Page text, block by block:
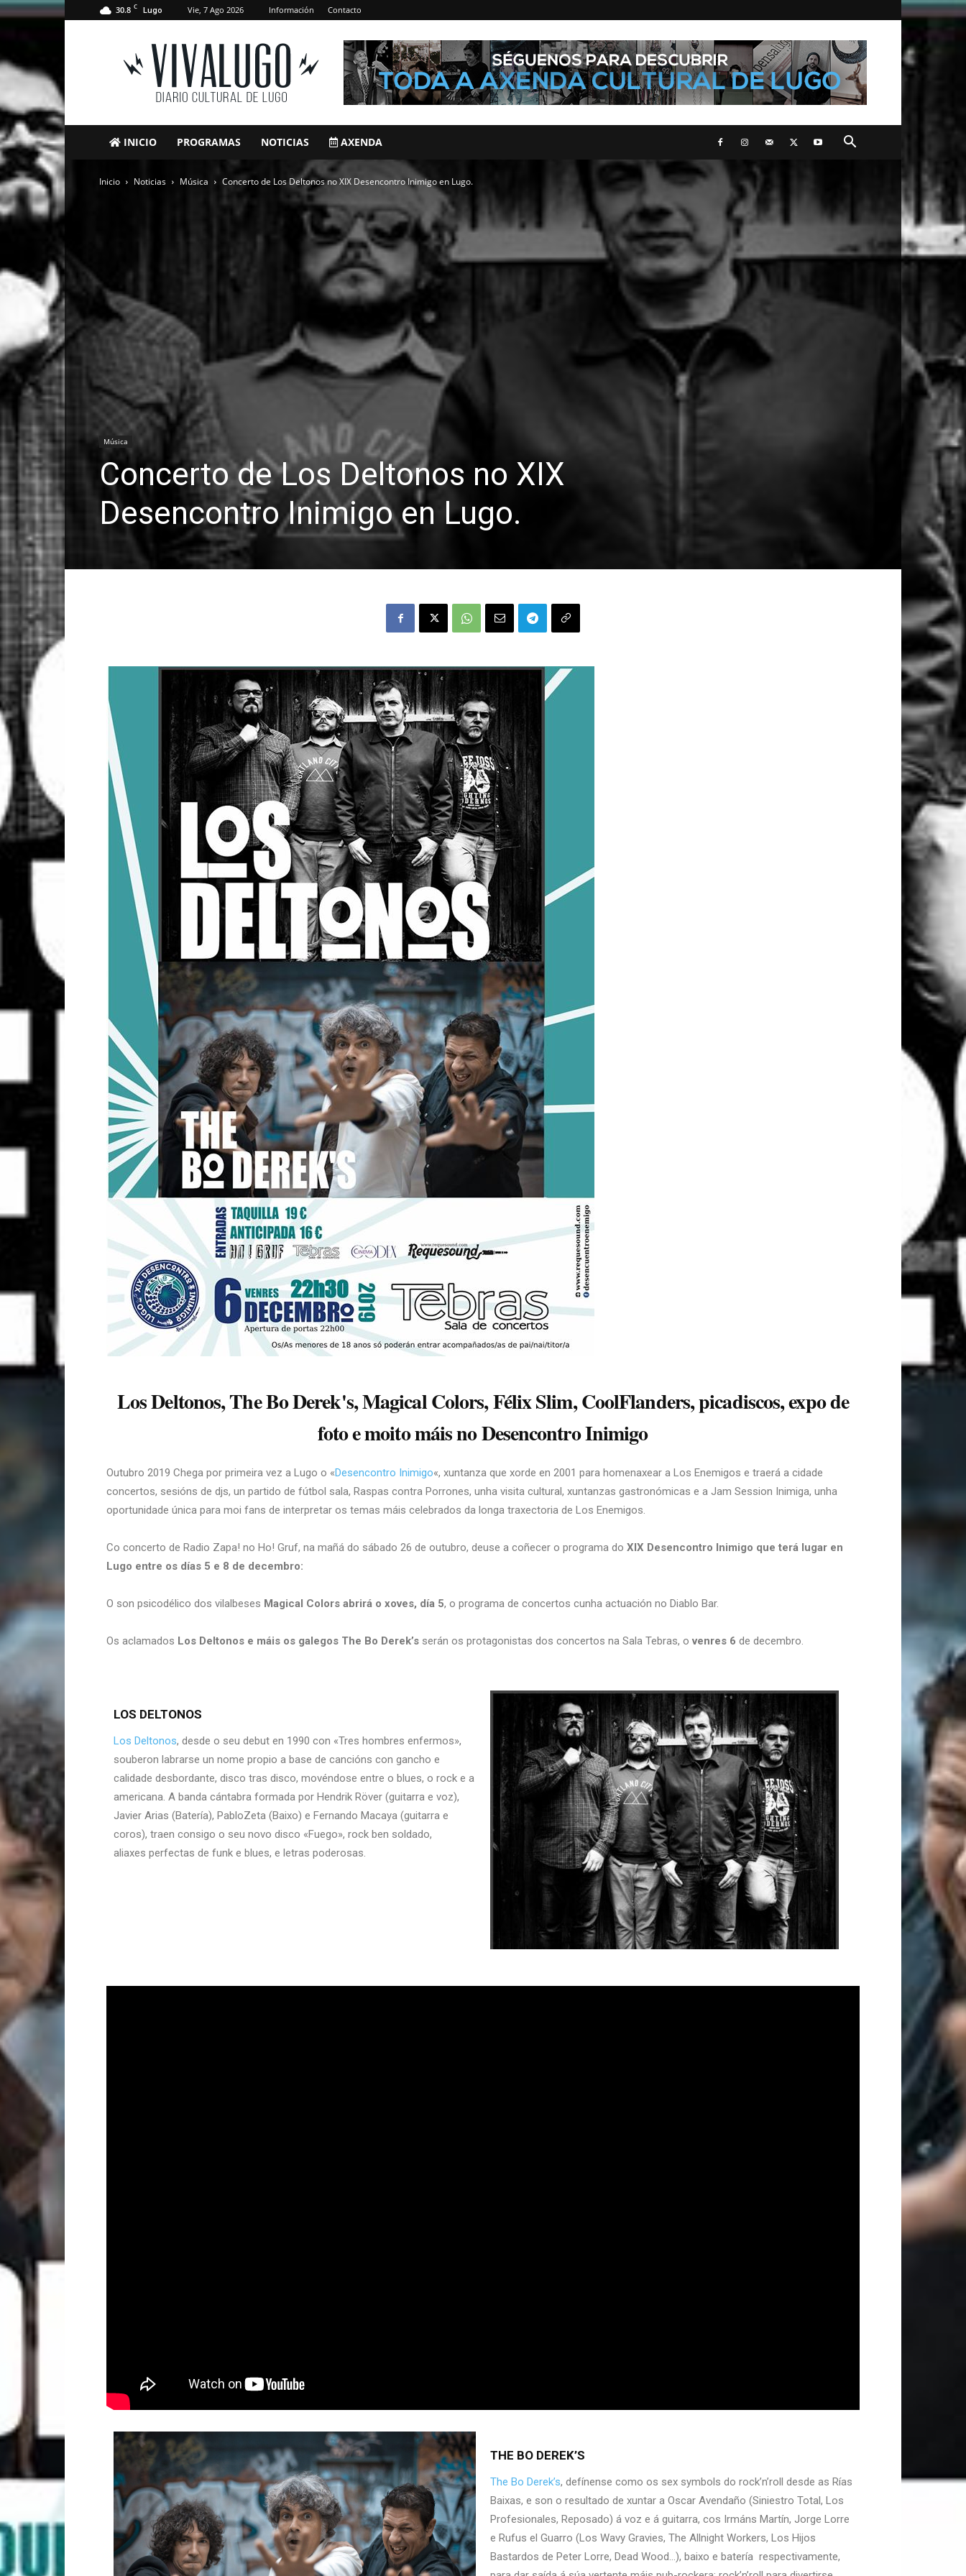
30.8 C Lugo Vie, 7 Ago 2026 Información Contacto
VivaLugo
INICIO PROGRAMAS NOTICIAS AXENDA
Inicio Noticias Música Concerto de Los Deltonos no XIX Desencontro Inimigo en Lugo.
Música
Concerto de Los Deltonos no XIX
Desencontro Inimigo en Lugo.
Los Deltonos, The Bo Derek's, Magical Colors, Félix Slim, CoolFlanders, picadiscos, expo de
foto e moito máis no Desencontro Inimigo
Outubro 2019 Chega por primeira vez a Lugo o «Desencontro Inimigo«, xuntanza que xorde en 2001 para homenaxear a Los Enemigos e traerá a cidade
concertos, sesións de djs, un partido de fútbol sala, Raspas contra Porrones, unha visita cultural, xuntanzas gastronómicas e a Jam Session Inimiga, unha
oportunidade única para moi fans de interpretar os temas máis celebrados da longa traxectoria de Los Enemigos.
Co concerto de Radio Zapa! no Ho! Gruf, na mañá do sábado 26 de outubro, deuse a coñecer o programa do XIX Desencontro Inimigo que terá lugar en
Lugo entre os días 5 e 8 de decembro:
O son psicodélico dos vilalbeses Magical Colors abrirá o xoves, día 5, o programa de concertos cunha actuación no Diablo Bar.
Os aclamados Los Deltonos e máis os galegos The Bo Derek’s serán os protagonistas dos concertos na Sala Tebras, ovenres 6 de decembro.
LOS DELTONOS
Los Deltonos, desde o seu debut en 1990 con «Tres hombres enfermos»,
souberon labrarse un nome propio a base de cancións con gancho e
calidade desbordante, disco tras disco, movéndose entre o blues, o rock e a
americana. A banda cántabra formada por Hendrik Röver (guitarra e voz),
Javier Arias (Batería), PabloZeta (Baixo) e Fernando Macaya (guitarra e
coros), traen consigo o seu novo disco «Fuego», rock ben soldado,
aliaxes perfectas de funk e blues, e letras poderosas.
THE BO DEREK’S
The Bo Derek’s, defínense como os sex symbols do rock’n’roll desde as Rías
Baixas, e son o resultado de xuntar a Oscar Avendaño (Siniestro Total, Los
Profesionales, Reposado) á voz e á guitarra, cos Irmáns Martín, Jorge Lorre
e Rufus el Guarro (Los Wavy Gravies, The Allnight Workers, Los Hijos
Bastardos de Peter Lorre, Dead Wood…), baixo e batería respectivamente,